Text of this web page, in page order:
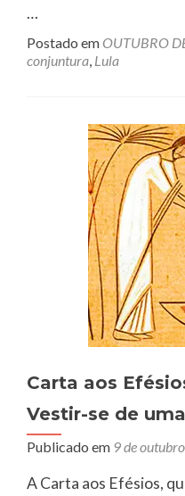
…
Postado em OUTUBRO
conjuntura, Lula
Carta aos
Vestir-se de
Publicado em 9 de
A Carta aos Efésios,